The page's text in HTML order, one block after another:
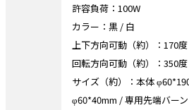
許容負荷：100W
カラー：黒 / 白
上下方向可動（約）：170度
回転方向可動（約）：350度
サイズ（約）：本体
φ60*40mm / 専用先端バー